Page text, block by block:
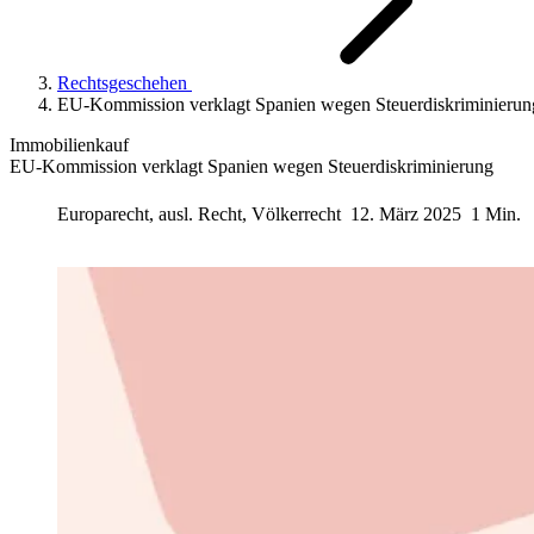
Rechtsgeschehen
EU-Kommission verklagt Spanien wegen
Immobilienkauf
EU-Kommission verklagt Spanien wegen Steuerdiskriminierung
Europarecht, ausl. Recht, Völkerrecht 12. März 2025 1 Min.